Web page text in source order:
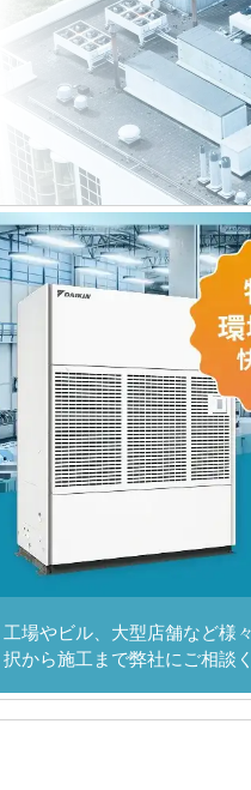
工場やビル、大型店舗など様
択から施工まで弊社にご相談く